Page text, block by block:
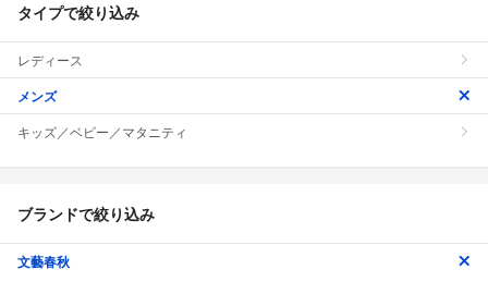
タイプで絞り込み
レディース
メンズ
キッズ／ベビー／マタニティ
ブランドで絞り込み
文藝春秋